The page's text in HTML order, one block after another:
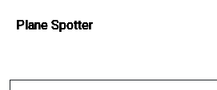
InhaltPlane Spotter
Plane Spotter
Plane Spotter
Plane Spotter
Plane Spotter
Plane Spotter
Plane Spotter
Plane Spotter